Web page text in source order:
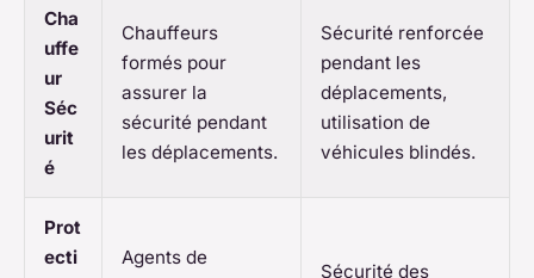
Cha
uffe
ur
Séc
urit
é
Chauffeurs
formés pour
assurer la
sécurité pendant
les déplacements.
Sécurité renforcée
pendant les
déplacements,
utilisation de
véhicules blindés.
Prot
ecti
Agents de
Sécurité des